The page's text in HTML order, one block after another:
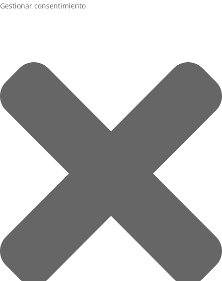
Gestionar consentimiento